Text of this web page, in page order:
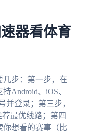
器看体育
几步：第一步，在
持Android、iOS、
并登录；第三步，
最优线路；第四
你想看的赛事（比